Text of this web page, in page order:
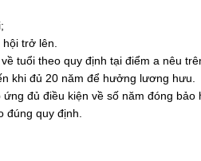
trở lên.
tuổi theo quy định tại điểm a nêu
khi đủ 20 năm để hưởng lương hưu.
đủ điều kiện về số năm đóng
quy định.